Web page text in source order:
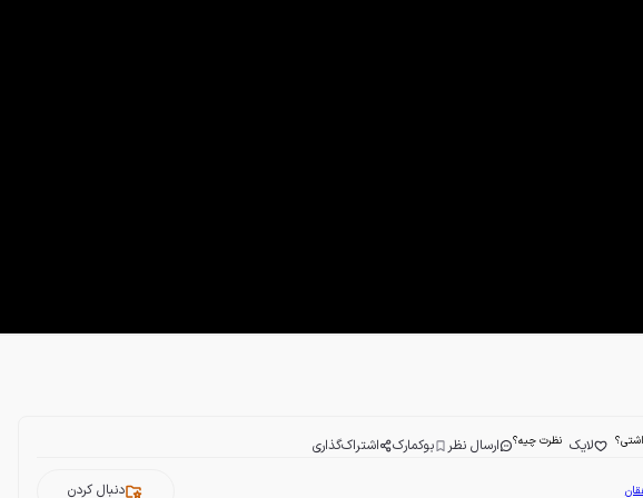
لایک نظرت چیه؟ ارسال نظر بوکمارک اشتراک‌گذاری
دنبال کردن